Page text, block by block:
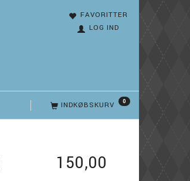
FAVORITTER
LOG IND
INDKØBSKURV 0
150,00